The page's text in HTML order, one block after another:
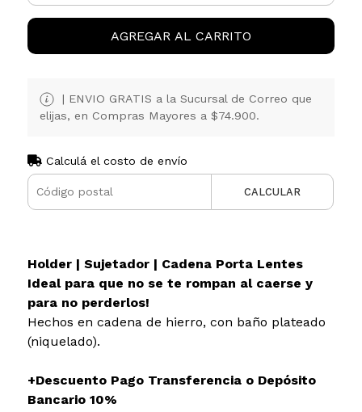
AGREGAR AL CARRITO
| ENVIO GRATIS a la Sucursal de Correo que
elijas, en Compras Mayores a $74.900.
Calculá el costo de envío
CALCULAR
Holder | Sujetador | Cadena Porta Lentes
Ideal para que no se te rompan al caerse y
para no perderlos!
Hechos en cadena de hierro, con baño plateado
(niquelado).
+Descuento Pago Transferencia o Depósito
Bancario 10%